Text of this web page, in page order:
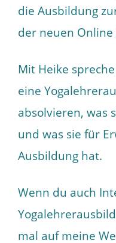
die Ausbildung
der neuen
Mit Heike
eine
absolvieren, was
und was sie für
Ausbildung hat.
Wenn du auch
mal auf meine